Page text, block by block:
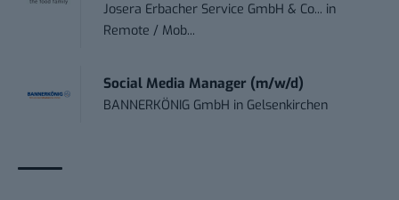
Josera Erbacher Service GmbH & Co... in
Remote / Mob...
Social Media Manager (m/w/d)
BANNERKÖNIG GmbH in Gelsenkirchen